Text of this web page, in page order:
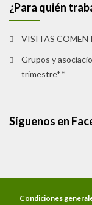
¿Para quién
VISITAS
Grupos y
trimestre**
Síguenos en
Condiciones